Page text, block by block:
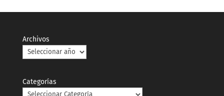
Archivos
Categorías